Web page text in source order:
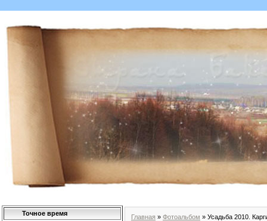
Точное время Главная » Фотоальбом » Усадьба 2010.